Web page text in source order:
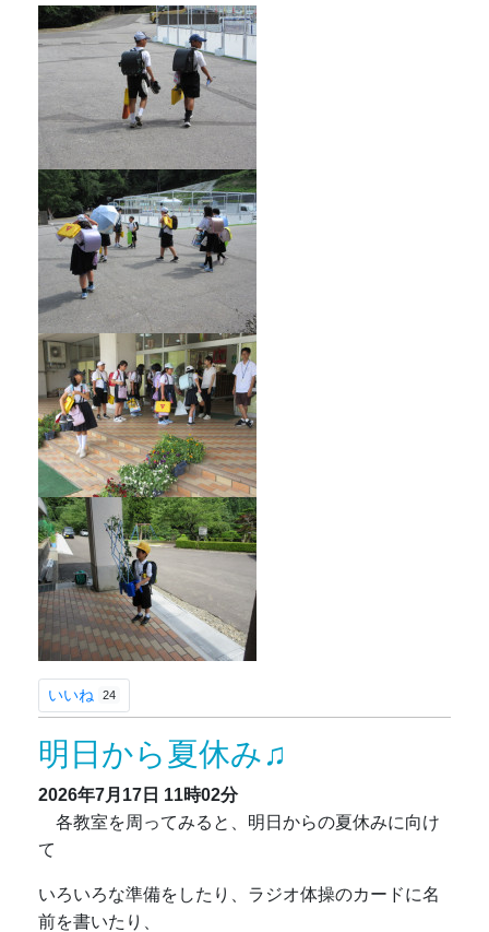
いいね 24
明日から夏休み♫
2026年7月17日 11時02分
各教室を周ってみると、明日からの夏休みに向け
て
いろいろな準備をしたり、ラジオ体操のカードに名
前を書いたり、